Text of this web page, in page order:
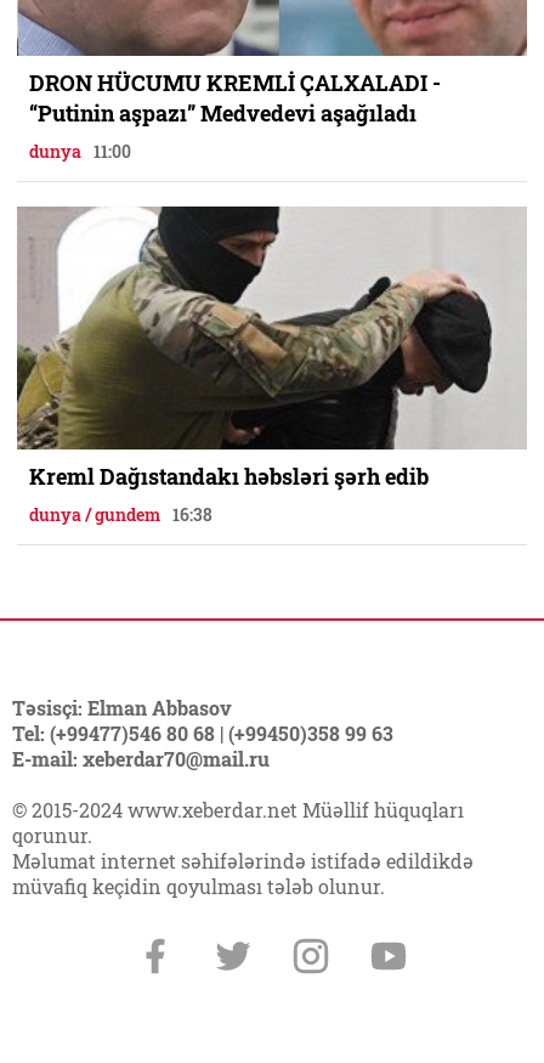
DRON HÜCUMU KREMLİ ÇALXALADI -
“Putinin aşpazı” Medvedevi aşağıladı
dunya 11:00
Kreml Dağıstandakı həbsləri şərh edib
dunya / gundem 16:38
Təsisçi: Elman Abbasov
Tel: (+99477)546 80 68 | (+99450)358 99 63
E-mail: xeberdar70@mail.ru
© 2015-2024 www.xeberdar.net Müəllif hüquqları
qorunur.
Məlumat internet səhifələrində istifadə edildikdə
müvafiq keçidin qoyulması tələb olunur.